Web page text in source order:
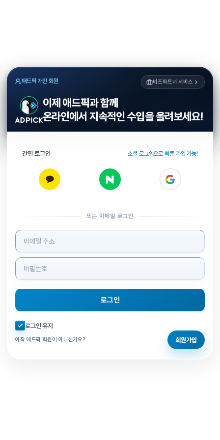
애드픽 개인 회원 비즈파트너 서비스
이제 애드픽과 함께
온라인에서 지속적인 수입을 올려보세요!
간편 로그인 소셜 로그인으로 빠른 가입 가능!
또는 이메일 로그인
로그인 정보 입력
로그인
자동로그인 체크
로그인 유지
아직 애드픽 회원이 아니신가요? 회원가입